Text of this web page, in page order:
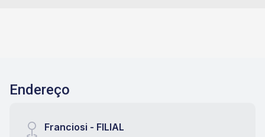
Endereço
Franciosi - FILIAL